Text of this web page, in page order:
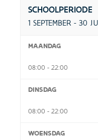
SCHOOLPERIODE
1 SEPTEMBER - 30
MAANDAG
08:00 - 22:00
DINSDAG
08:00 - 22:00
WOENSDAG